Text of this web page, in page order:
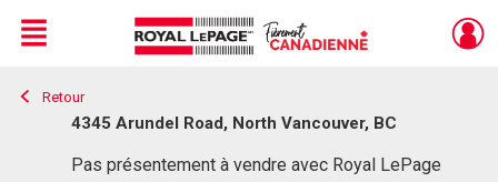
Live
En Direct
Menu
Retour
4345 Arundel Road, North Vancouver, BC
Pas présentement à vendre avec Royal LePage